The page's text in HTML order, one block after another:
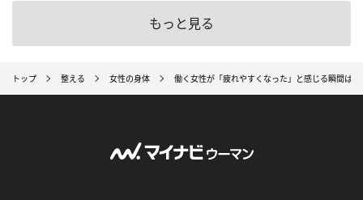
もっと見る
トップ 整える 女性の身体 働く女性が「疲れやすくなった」と感じる瞬間は？